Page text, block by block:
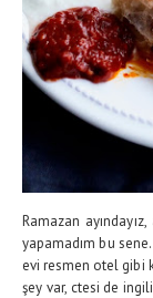
Ramazan
yapamadım bu
evi resmen otel gibi
şey var, ctesi de